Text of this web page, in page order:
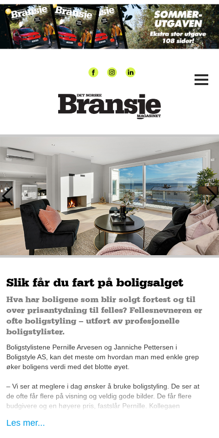
Slik får du fart på boligsalget
Hva har boligene som blir solgt fortest og til
over prisantydning til felles? Fellesnevneren er
ofte boligstyling – utført av profesjonelle
boligstylister.
Boligstylistene Pernille Arvesen og Janniche Pettersen i
Boligstyle AS, kan det meste om hvordan man med enkle grep
øker boligens verdi med det blotte øyet.
– Vi ser at meglere i dag ønsker å bruke boligstyling. De ser at
de ofte får flere på visning og veldig gode bilder. De får flere
budgivere og en høyere pris, fastslår Pernille. Kollegaen
Les mer...